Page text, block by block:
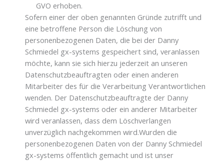
GVO erhoben.
Sofern einer der oben genannten Gründe zutrifft und
eine betroffene Person die Löschung von
personenbezogenen Daten, die bei der Danny
Schmiedel gx-systems gespeichert sind, veranlassen
möchte, kann sie sich hierzu jederzeit an unseren
Datenschutzbeauftragten oder einen anderen
Mitarbeiter des für die Verarbeitung Verantwortlichen
wenden. Der Datenschutzbeauftragte der Danny
Schmiedel gx-systems oder ein anderer Mitarbeiter
wird veranlassen, dass dem Löschverlangen
unverzüglich nachgekommen wird.Wurden die
personenbezogenen Daten von der Danny Schmiedel
gx-systems öffentlich gemacht und ist unser